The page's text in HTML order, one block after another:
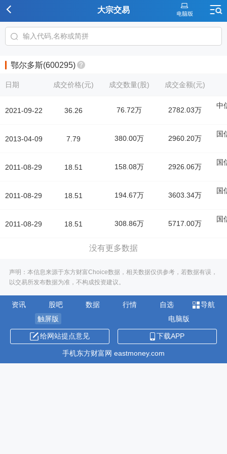
大宗交易
鄂尔多斯(600295)
日期
2021-09-22
2013-04-09
2011-08-29
2011-08-29
2011-08-29
成交价格(元) 成交数量(股) 成交金额(元)
36.26 76.72万 2782.03万
中
7.79 380.00万 2960.20万
国
18.51 158.08万 2926.06万
国
18.51 194.67万 3603.34万
国
18.51 308.86万 5717.00万
国
没有更多数据
声明：本信息来源于东方财富Choice数据，相关数据仅供参考，若数据有误，
以交易所发布数据为准，不构成投资建议。
资讯 股吧 数据 行情 自选
导航
触屏版
电脑版
给网站提点意见 下载APP
手机东方财富网 eastmoney.com